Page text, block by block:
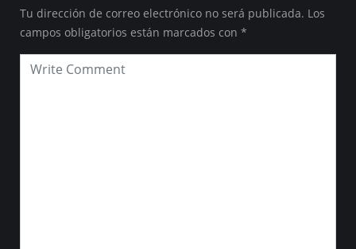
Tu dirección de correo electrónico no será publicada. Los
campos obligatorios están marcados con *